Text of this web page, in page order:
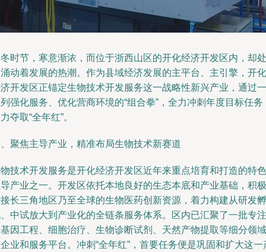
时节，寒意渐浓，而位于浙西山区的开化经济开发区内，却处
动着发展的热潮。作为县域经济发展的主平台、主引擎，开化
开发区正锚定生物技术开发服务这一战略性新兴产业，通过一
强化服务、优化营商环境的“组合拳”，全力冲刺年度目标任务
夺取“全年红”。
聚焦主导产业，精准布局生物技术新赛道
技术开发服务是开化经济开发区近年来重点培育和打造的特色
产业之一。开发区依托本地良好的生态本底和产业基础，积极
长三角地区乃至全球的生物医药创新资源，着力构建从研发孵
中试放大到产业化的全链条服务体系。区内已汇聚了一批专注
因工程、细胞治疗、生物诊断试剂、天然产物提取等细分领域
业和服务平台。冲刺“全年红”，首要任务便是巩固和扩大这一